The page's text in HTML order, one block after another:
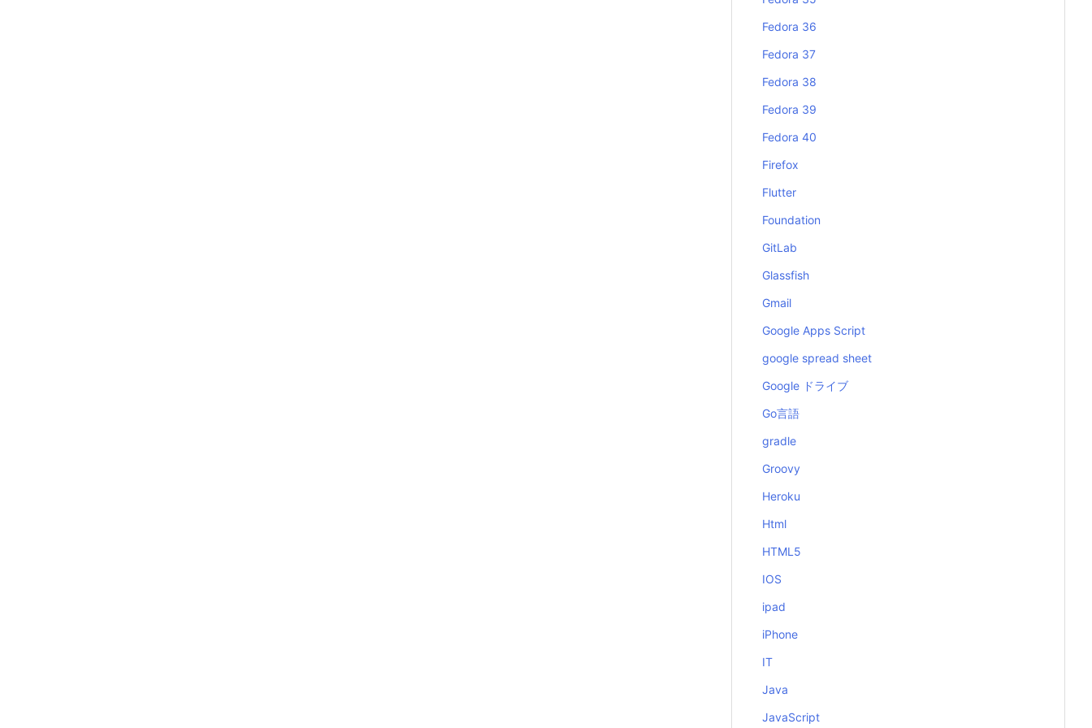
Fedora 36
Fedora 37
Fedora 38
Fedora 39
Fedora 40
Firefox
Flutter
Foundation
GitLab
Glassfish
Gmail
Google Apps Script
google spread sheet
Google ドライブ
Go言語
gradle
Groovy
Heroku
Html
HTML5
IOS
ipad
iPhone
IT
Java
JavaScript